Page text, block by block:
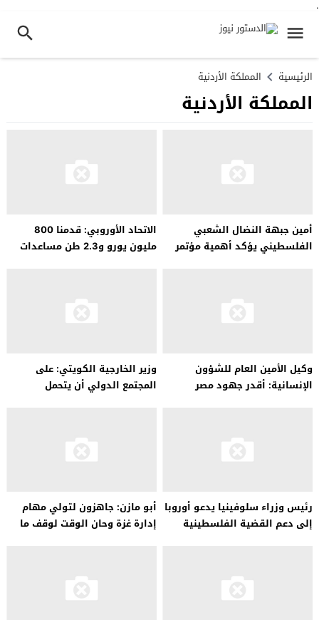
.
الرئيسية المملكة الأردنية
المملكة الأردنية
أمين جبهة النضال الشعبي
الفلسطيني يؤكد أهمية مؤتمر
الاتحاد الأوروبي: قدمنا ​​800
مليون يورو و2.3 طن مساعدات
وكيل الأمين العام للشؤون
الإنسانية: أقدر جهود مصر
وزير الخارجية الكويتي: على
المجتمع الدولي أن يتحمل
رئيس وزراء سلوفينيا يدعو أوروبا
إلى دعم القضية الفلسطينية
أبو مازن: جاهزون لتولي مهام
إدارة غزة وحان الوقت لوقف ما